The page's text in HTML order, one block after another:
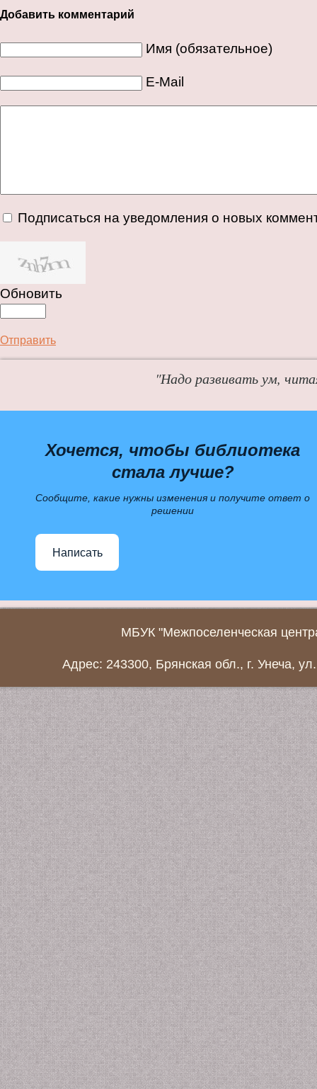
Добавить комментарий
Имя (обязательное)
E-Mail
Подписаться на уведомления о новых
Обновить
Отправить
"Надо развивать ум,
Хочется, чтобы библиотека
стала лучше?
Сообщите, какие нужны изменения и получите ответ о
решении
Написать
МБУК "Межпоселенческая
Адрес: 243300, Брянская обл., г. Унеча,